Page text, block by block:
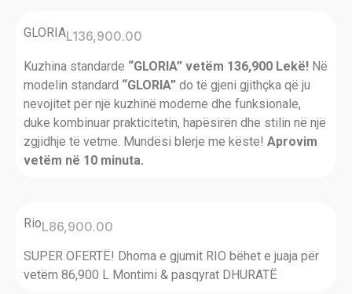
GLORIAL136,900.00
Kuzhina standarde “GLORIA” vetëm 136,900 Lekë! Në
modelin standard “GLORIA” do të gjeni gjithçka që ju
nevojitet për një kuzhinë moderne dhe funksionale,
duke kombinuar prakticitetin, hapësirën dhe stilin në një
zgjidhje të vetme. Mundësi blerje me këste! Aprovim
vetëm në 10 minuta.
RioL86,900.00
SUPER OFERTË! Dhoma e gjumit RIO bëhet e juaja për
vetëm 86,900 L Montimi & pasqyrat DHURATË